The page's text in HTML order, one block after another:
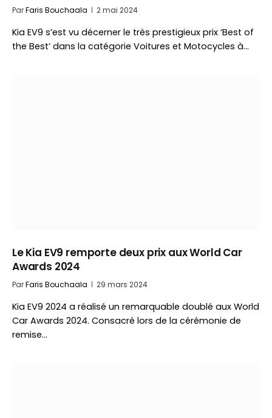
ParFaris Bouchaala 2 mai 2024
Kia EV9 s’est vu décerner le très prestigieux prix ‘Best of
the Best’ dans la catégorie Voitures et Motocycles à…
Le Kia EV9 remporte deux prix aux World Car
Awards 2024
ParFaris Bouchaala 29 mars 2024
Kia EV9 2024 a réalisé un remarquable doublé aux World
Car Awards 2024. Consacré lors de la cérémonie de
remise…